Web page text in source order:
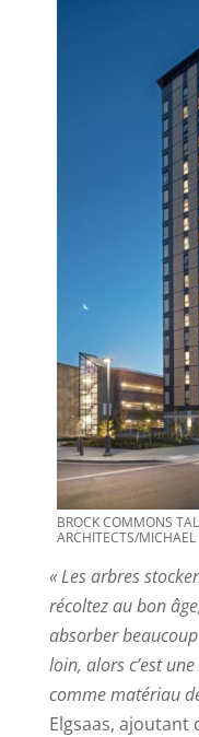
BROCK COMMONS
ARCHITECTS/MICHAEL
« Les arbres
récoltez au bon
absorber
loin, alors c’est
comme matériau
Elgsaas, ajoutant